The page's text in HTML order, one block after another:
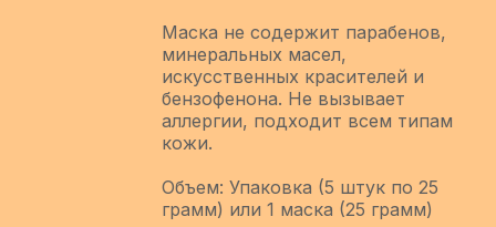
Маска не содержит парабенов,
минеральных масел,
искусственных красителей и
бензофенона. Не вызывает
аллергии, подходит всем типам
кожи.
Объем: Упаковка (5 штук по 25
грамм) или 1 маска (25 грамм)